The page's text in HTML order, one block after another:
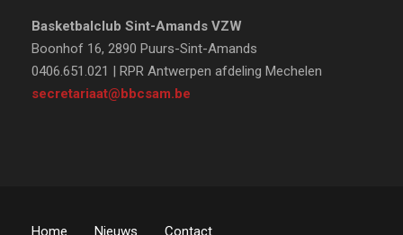
Basketbalclub Sint-Amands VZW
Boonhof 16, 2890 Puurs-Sint-Amands
0406.651.021 | RPR Antwerpen afdeling Mechelen
secretariaat@bbcsam.be
Home Nieuws Contact